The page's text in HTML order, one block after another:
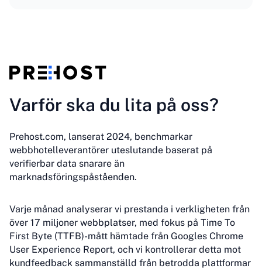
Varför ska du lita på oss?
Prehost.com, lanserat 2024, benchmarkar
webbhotelleverantörer uteslutande baserat på
verifierbar data snarare än
marknadsföringspåståenden.
Varje månad analyserar vi prestanda i verkligheten från
över 17 miljoner webbplatser, med fokus på Time To
First Byte (TTFB)-mått hämtade från Googles Chrome
User Experience Report, och vi kontrollerar detta mot
kundfeedback sammanställd från betrodda plattformar